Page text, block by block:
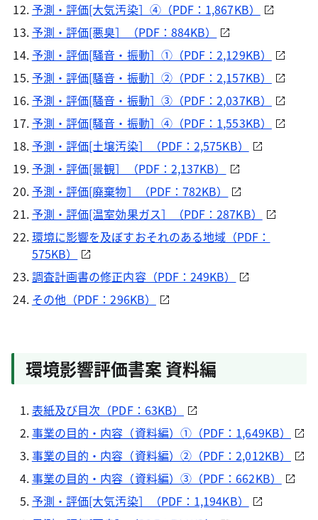
予測・評価[大気汚染］④（PDF：1,867KB）
予測・評価[悪臭］（PDF：884KB）
予測・評価[騒音・振動］①（PDF：2,129KB）
予測・評価[騒音・振動］②（PDF：2,157KB）
予測・評価[騒音・振動］③（PDF：2,037KB）
予測・評価[騒音・振動］④（PDF：1,553KB）
予測・評価[土壌汚染］（PDF：2,575KB）
予測・評価[景観］（PDF：2,137KB）
予測・評価[廃棄物］（PDF：782KB）
予測・評価[温室効果ガス］（PDF：287KB）
環境に影響を及ぼすおそれのある地域（PDF：
575KB）
調査計画書の修正内容（PDF：249KB）
その他（PDF：296KB）
環境影響評価書案 資料編
表紙及び目次（PDF：63KB）
事業の目的・内容（資料編）①（PDF：1,649KB）
事業の目的・内容（資料編）②（PDF：2,012KB）
事業の目的・内容（資料編）③（PDF：662KB）
予測・評価[大気汚染］（PDF：1,194KB）